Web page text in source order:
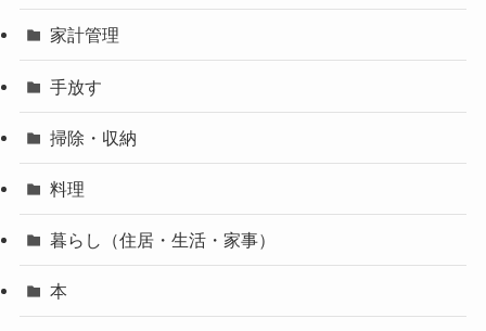
家計管理
手放す
掃除・収納
料理
暮らし（住居・生活・家事）
本